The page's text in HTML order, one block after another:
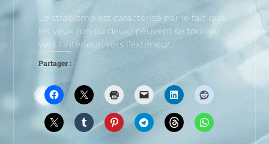
Le strabisme est caractérisé par le fait que
les yeux (un ou deux) peuvent se tourner
vers l’intérieur, vers l’extérieur,
Partager :